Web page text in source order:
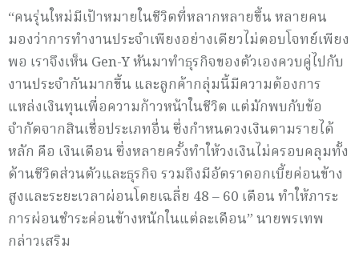
“คนรุ่นใหม่มีเป้าหมายในชีวิตที่หลากหลายขึ้น หลายคน
มองว่าการทำงานประจำเพียงอย่างเดียวไม่ตอบโจทย์เพียง
พอ เราจึงเห็น Gen-Y หันมาทำธุรกิจของตัวเองควบคู่ไปกับ
งานประจำกันมากขึ้น และลูกค้ากลุ่มนี้มีความต้องการ
แหล่งเงินทุนเพื่อความก้าวหน้าในชีวิต แต่มักพบกับข้อ
จำกัดจากสินเชื่อประเภทอื่น ซึ่งกำหนดวงเงินตามรายได้
หลัก คือ เงินเดือน ซึ่งหลายครั้งทำให้วงเงินไม่ครอบคลุมทั้ง
ด้านชีวิตส่วนตัวและธุรกิจ รวมถึงมีอัตราดอกเบี้ยค่อนข้าง
สูงและระยะเวลาผ่อนโดยเฉลี่ย 48 – 60 เดือน ทำให้ภาระ
การผ่อนชำระค่อนข้างหนักในแต่ละเดือน” นายพรเทพ
กล่าวเสริม